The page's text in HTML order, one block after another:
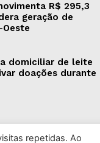
R$ 295,3
geração de
domiciliar de leite
doações durante
repetidas. Ao